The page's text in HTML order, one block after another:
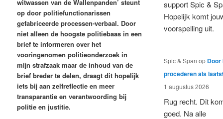
witwassen van de Wallenpanden’ steunt
op door politiefunctionarissen
gefabriceerde processen-verbaal. Door
niet alleen de hoogste politiebaas in een
brief te informeren over het
vooringenomen politieonderzoek in
mijn strafzaak maar de inhoud van de
brief breder te delen, draagt dit hopelijk
iets bij aan zelfreflectie en meer
transparantie en verantwoording bij
politie en justitie.
support Spic &
Hopelijk komt
voorspelling uit.
Spic & Span op Door
procederen als
1 augustus 2026
Rug recht. Dit
goed. Na alle